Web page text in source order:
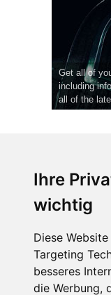
Ihre
wichtig
Diese
Targeting
besseres
die Werbung,
Get all of
including
all of the
CPost.org © 2013-2023
Terms of Use | Privacy|
About Us